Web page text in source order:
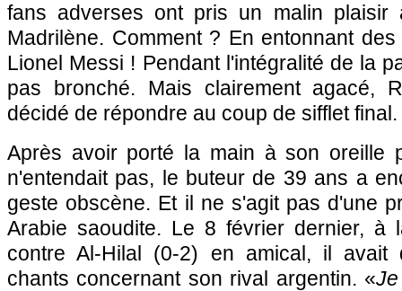
fans adverses ont pris un malin plaisir
Madrilène. Comment ? En entonnant
Lionel Messi ! Pendant l'intégralité de la
pas bronché. Mais clairement agacé,
décidé de répondre au coup de sifflet final.
Après avoir porté la main à son oreille
n'entendait pas, le buteur de 39 ans a
geste obscène. Et il ne s'agit pas d'une
Arabie saoudite. Le 8 février dernier, à
contre Al-Hilal (0-2) en amical, il avait
chants concernant son rival argentin. «